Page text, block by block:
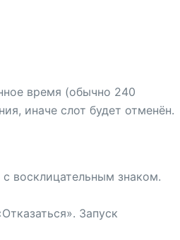
время (обычно 240
иначе слот будет отменён.
восклицательным знаком.
Запуск